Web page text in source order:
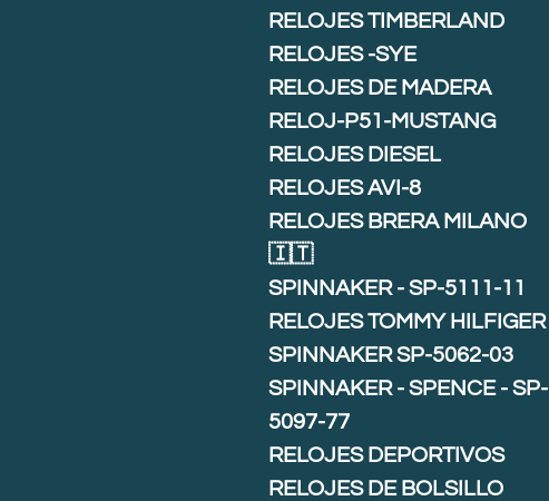
RELOJES TIMBERLAND
RELOJES -SYE
RELOJES DE MADERA
RELOJ-P51-MUSTANG
RELOJES DIESEL
RELOJES AVI-8
RELOJES BRERA MILANO
🇮🇹
SPINNAKER - SP-5111-11
RELOJES TOMMY HILFIGER
SPINNAKER SP-5062-03
SPINNAKER - SPENCE - SP-
5097-77
RELOJES DEPORTIVOS
RELOJES DE BOLSILLO